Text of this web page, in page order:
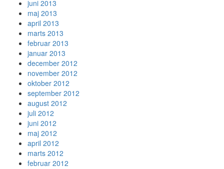
juni 2013
maj 2013
april 2013
marts 2013
februar 2013
januar 2013
december 2012
november 2012
oktober 2012
september 2012
august 2012
juli 2012
juni 2012
maj 2012
april 2012
marts 2012
februar 2012